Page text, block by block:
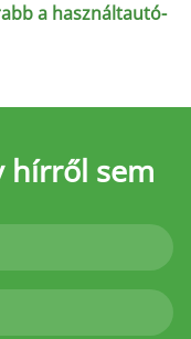
a használtautó-
hírről sem